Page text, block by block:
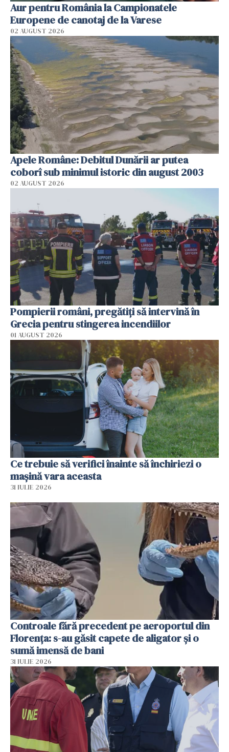
Aur pentru România la Campionatele
Europene de canotaj de la Varese
02 AUGUST 2026
Apele Române: Debitul Dunării ar putea
coborî sub minimul istoric din august 2003
02 AUGUST 2026
Pompierii români, pregătiţi să intervină în
Grecia pentru stingerea incendiilor
01 AUGUST 2026
Ce trebuie să verifici înainte să închiriezi o
mașină vara aceasta
31 IULIE 2026
Controale fără precedent pe aeroportul din
Florența: s-au găsit capete de aligator și o
sumă imensă de bani
31 IULIE 2026